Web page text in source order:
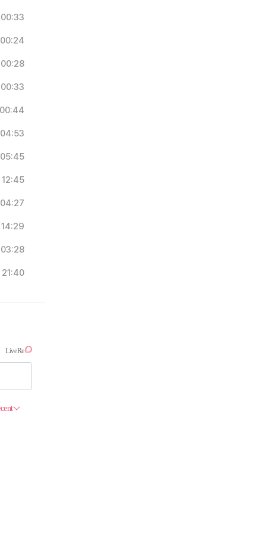
00:33
00:24
00:28
00:33
00:44
04:53
05:45
12:45
04:27
14:29
03:28
21:40